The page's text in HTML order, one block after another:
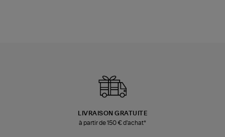
LIVRAISON GRATUITE
à partir de 150 € d'achat*